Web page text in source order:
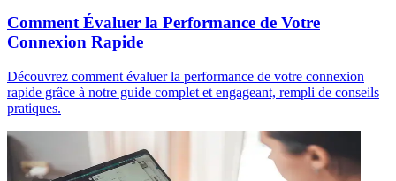
Comment Évaluer la Performance de Votre
Connexion Rapide
Découvrez comment évaluer la performance de votre connexion
rapide grâce à notre guide complet et engageant, rempli de conseils
pratiques.